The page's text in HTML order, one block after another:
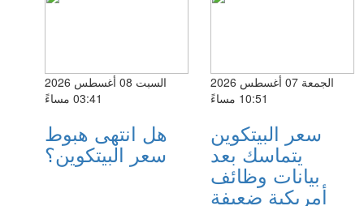
السبت 08 أغسطس 2026
03:41 مساءً
هل انتهى هبوط
سعر البيتكوين؟
الجمعة 07 أغسطس 2026
10:51 مساءً
سعر البيتكوين
يتماسك بعد
بيانات وظائف
أمريكية ضعيفة